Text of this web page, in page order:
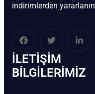
indirimlerden yararlanın
İLETIŞIM
BİLGILERIMIZ